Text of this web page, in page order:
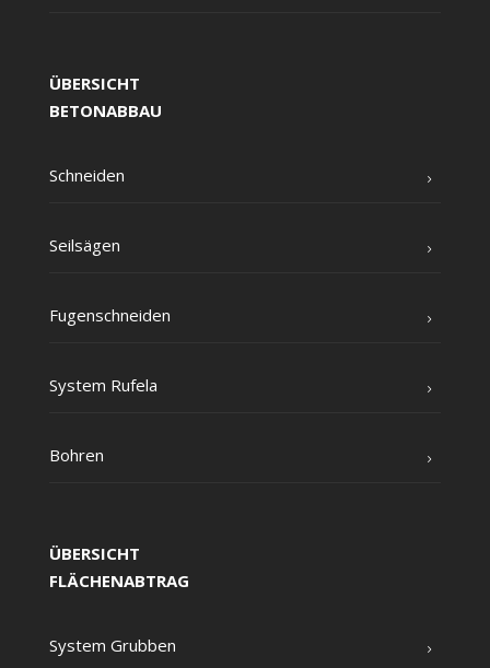
ÜBERSICHT
BETONABBAU
Schnei­den
Seil­sä­gen
Fugen­schnei­den
Sys­tem Rufela
Boh­ren
ÜBERSICHT
FLÄCHENABTRAG
Sys­tem Grubben